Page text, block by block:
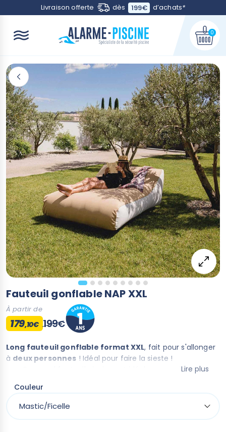
Contactez-nousLivraison offerte dès 199€ d’achats*
0
Fauteuil gonflable NAP XXL
À partir de
199€
179,10€
Long fauteuil gonflable format XXL, fait pour s'allonger
à deux personnes ! Idéal pour faire la sieste !
Ce grand fauteuil piscine est idéal pour se détendre
Disponible en
tons naturels
Lire plus
Couleur